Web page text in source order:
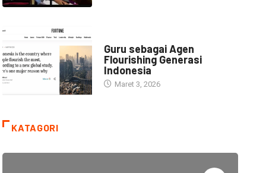
Guru sebagai Agen
Flourishing Generasi
Indonesia
Maret 3, 2026
KATAGORI